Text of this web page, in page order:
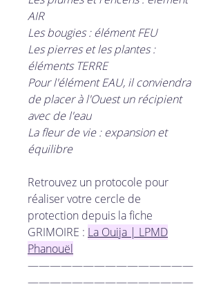
AIR
Les bougies : élément FEU
Les pierres et les plantes :
éléments TERRE
Pour l'élément EAU, il conviendra
de placer à l'Ouest un récipient
avec de l'eau
La fleur de vie : expansion et
équilibre
Retrouvez un protocole pour
réaliser votre cercle de
protection depuis la fiche
GRIMOIRE : La Ouija | LPMD
Phanouël
———————————————
———————————————